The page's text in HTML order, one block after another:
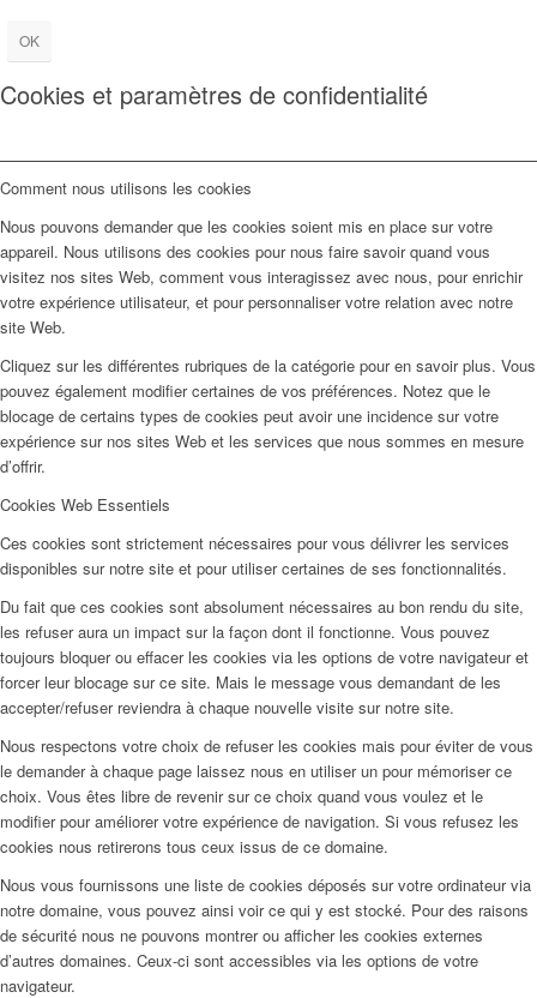
OK
Cookies et paramètres de confidentialité
Comment nous utilisons les cookies
Nous pouvons demander que les cookies soient mis en place sur votre
appareil. Nous utilisons des cookies pour nous faire savoir quand vous
visitez nos sites Web, comment vous interagissez avec nous, pour enrichir
votre expérience utilisateur, et pour personnaliser votre relation avec notre
site Web.
Cliquez sur les différentes rubriques de la catégorie pour en savoir plus. Vous
pouvez également modifier certaines de vos préférences. Notez que le
blocage de certains types de cookies peut avoir une incidence sur votre
expérience sur nos sites Web et les services que nous sommes en mesure
d’offrir.
Cookies Web Essentiels
Ces cookies sont strictement nécessaires pour vous délivrer les services
disponibles sur notre site et pour utiliser certaines de ses fonctionnalités.
Du fait que ces cookies sont absolument nécessaires au bon rendu du site,
les refuser aura un impact sur la façon dont il fonctionne. Vous pouvez
toujours bloquer ou effacer les cookies via les options de votre navigateur et
forcer leur blocage sur ce site. Mais le message vous demandant de les
accepter/refuser reviendra à chaque nouvelle visite sur notre site.
Nous respectons votre choix de refuser les cookies mais pour éviter de vous
le demander à chaque page laissez nous en utiliser un pour mémoriser ce
choix. Vous êtes libre de revenir sur ce choix quand vous voulez et le
modifier pour améliorer votre expérience de navigation. Si vous refusez les
cookies nous retirerons tous ceux issus de ce domaine.
Nous vous fournissons une liste de cookies déposés sur votre ordinateur via
notre domaine, vous pouvez ainsi voir ce qui y est stocké. Pour des raisons
de sécurité nous ne pouvons montrer ou afficher les cookies externes
d’autres domaines. Ceux-ci sont accessibles via les options de votre
navigateur.